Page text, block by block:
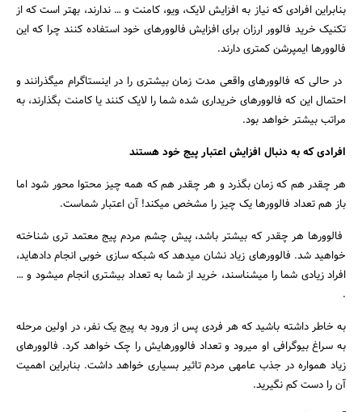
بنابراین افرادی که نیاز به افزایش لایک، ویو، کامنت و … ندارند، بهتر است که از
تکنیک خرید فالوور ارزان برای افزایش فالوورهای خود استفاده کنند چرا که این
فالوورها ایمپرشن کمتری دارند.
در حالی که فالوورهای واقعی مدت زمان بیشتری را در اینستاگرام می‎گذرانند و
احتمال این که فالوورهای خریداری شده شما را لایک کنند یا کامنت بگذارند، به
مراتب بیشتر خواهد بود.
افرادی که به دنبال افزایش اعتبار پیج خود هستند
هر چقدر هم که زمان بگذرد و هر چقدر هم که همه چیز محتوا محور شود اما
باز هم تعداد فالوورها یک چیز را مشخص می‎کند! آن اعتبار شماست.
فالوورها هر چقدر که بیشتر باشد، پیش چشم مردم پیج معتمد تری شناخته
خواهید شد. فالوورهای زیاد نشان می‎دهد که شبکه سازی خوبی انجام داده‎اید،
افراد زیادی شما را می‎شناسند، خرید از شما به تعداد بیشتری انجام می‎شود و …
.
به خاطر داشته باشید که هر فردی پس از ورود به پیج یک نفر، در اولین مرحله
به سراغ بیوگرافی او می‎رود و تعداد فالوورهایش را چک خواهد کرد. فالوورهای
زیاد همواره در جذب عامه‎ی مردم تاثیر بسیاری خواهد داشت. بنابراین اهمیت
آن را دست کم نگیرید.